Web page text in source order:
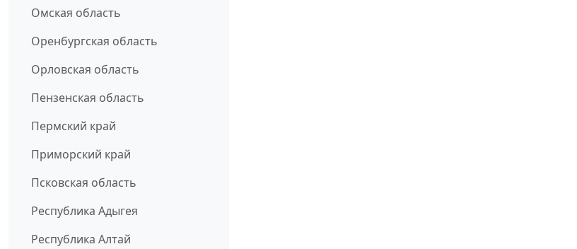
Омская область
Оренбургская область
Орловская область
Пензенская область
Пермский край
Приморский край
Псковская область
Республика Адыгея
Республика Алтай